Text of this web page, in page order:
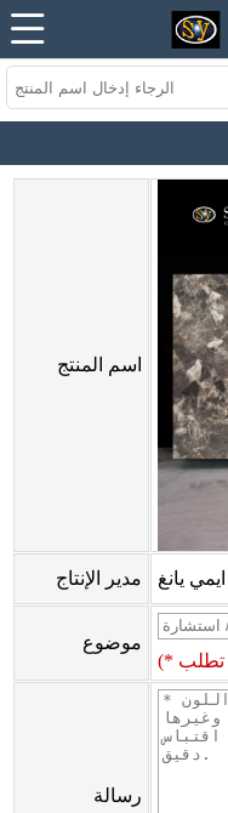
اسم المنتج
مدير الإنتاج
موضوع
رسالة